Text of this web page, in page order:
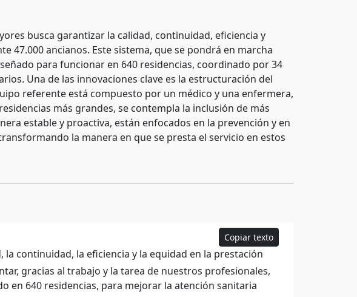
busca garantizar la calidad, continuidad, eficiencia y
47.000 ancianos. Este sistema, que se pondrá en marcha
para funcionar en 640 residencias, coordinado por 34
Una de las innovaciones clave es la estructuración del
referente está compuesto por un médico y una enfermera,
más grandes, se contempla la inclusión de más
estable y proactiva, están enfocados en la prevención y en
la manera en que se presta el servicio en estos
Copiar texto
continuidad, la eficiencia y la equidad en la prestación
gracias al trabajo y la tarea de nuestros profesionales,
en 640 residencias, para mejorar la atención sanitaria